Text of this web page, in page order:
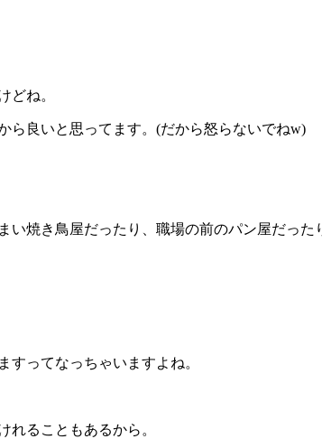
どね。
ら良いと思ってます。(だから怒らないでねw)
焼き鳥屋だったり、職場の前のパン屋だった
ってなっちゃいますよね。
れることもあるから。